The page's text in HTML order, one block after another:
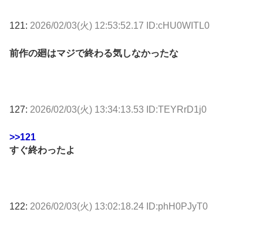
121: 2026/02/03(火) 12:53:52.17 ID:cHU0WITL0
前作の廻はマジで終わる気しなかったな
127: 2026/02/03(火) 13:34:13.53 ID:TEYRrD1j0
>>121
すぐ終わったよ
122: 2026/02/03(火) 13:02:18.24 ID:phH0PJyT0